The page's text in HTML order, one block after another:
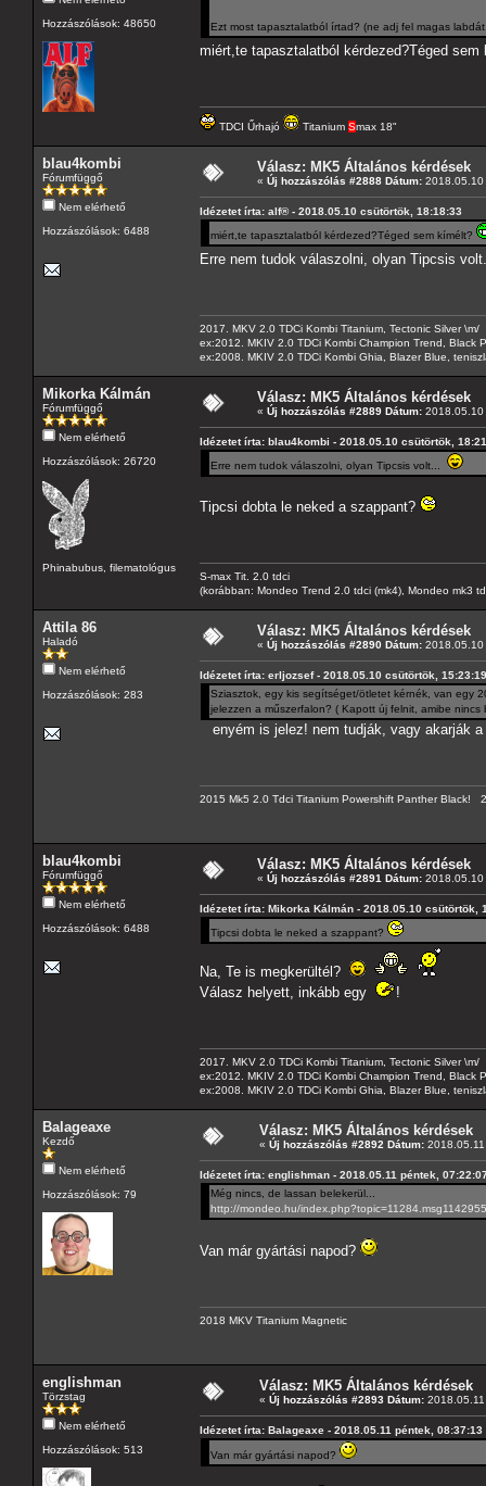
Hozzászólások: 48650
Ezt most tapasztalatból írtad? (ne adj fel magas
miért,te tapasztalatból kérdezed?Téged
TDCI Űrhajó Titanium Smax 18"
blau4kombi
Fórumfüggő
Nem elérhető
Hozzászólások: 6488
Válasz: MK5 Általános kérdések
« Új hozzászólás #2888 Dátum: 2018.05.10
Idézetet írta: alf® - 2018.05.10 csütörtök, 18:18:33
miért,te tapasztalatból kérdezed?Téged sem kímélt?
Erre nem tudok válaszolni, olyan Tipcsis
2017. MKV 2.0 TDCi Kombi Titanium, Tectonic Silver \m/
ex:2012. MKIV 2.0 TDCi Kombi Champion Trend, Black
ex:2008. MKIV 2.0 TDCi Kombi Ghia, Blazer Blue,
Mikorka Kálmán
Fórumfüggő
Nem elérhető
Hozzászólások: 26720
Phinabubus, filematológus
Válasz: MK5 Általános kérdések
« Új hozzászólás #2889 Dátum: 2018.05.10
Idézetet írta: blau4kombi - 2018.05.10 csütörtök,
Erre nem tudok válaszolni, olyan Tipcsis volt...
Tipcsi dobta le neked a szappant?
S-max Tit. 2.0 tdci
(korábban: Mondeo Trend 2.0 tdci (mk4), Mondeo mk3
Attila 86
Haladó
Nem elérhető
Hozzászólások: 283
Válasz: MK5 Általános kérdések
« Új hozzászólás #2890 Dátum: 2018.05.10
Idézetet írta: erljozsef - 2018.05.10 csütörtök, 15:23:19
Sziasztok, egy kis segítséget/ötletet kérnék, van egy
jelezzen a műszerfalon? ( Kapott új felnit, amibe
enyém is jelez! nem tudják, vagy akarják
2015 Mk5 2.0 Tdci Titanium Powershift Panther
blau4kombi
Fórumfüggő
Nem elérhető
Hozzászólások: 6488
Válasz: MK5 Általános kérdések
« Új hozzászólás #2891 Dátum: 2018.05.10
Idézetet írta: Mikorka Kálmán - 2018.05.10 csütörtök,
Tipcsi dobta le neked a szappant?
Na, Te is megkerültél?
Válasz helyett, inkább egy
!
2017. MKV 2.0 TDCi Kombi Titanium, Tectonic Silver \m/
ex:2012. MKIV 2.0 TDCi Kombi Champion Trend, Black
ex:2008. MKIV 2.0 TDCi Kombi Ghia, Blazer Blue,
Balageaxe
Kezdő
Nem elérhető
Hozzászólások: 79
Válasz: MK5 Általános kérdések
« Új hozzászólás #2892 Dátum:
Idézetet írta: englishman - 2018.05.11 péntek,
Még nincs, de lassan belekerül...
http://mondeo.hu/
Van már gyártási napod?
2018 MKV Titanium Magnetic
englishman
Törzstag
Nem elérhető
Hozzászólások: 513
Válasz: MK5 Általános kérdések
« Új hozzászólás #2893 Dátum:
Idézetet írta: Balageaxe - 2018.05.11 péntek, 08:37:13
Van már gyártási napod?